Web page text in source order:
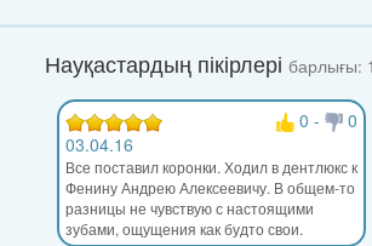
Науқастардың пікірлері барлығы: 1
0 -
0
03.04.16
Все поставил коронки. Ходил в дентлюкс к
Фенину Андрею Алексеевичу. В общем-то
разницы не чувствую с настоящими
зубами, ощущения как будто свои.